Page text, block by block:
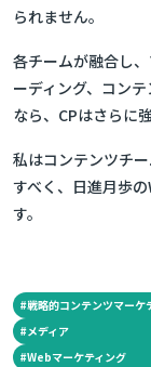
られません。
各チームが融合し
ーディング、コン
なら、CPはさらに
私はコンテンツチ
すべく、日進月歩
す。
#戦略的コンテンツマーケ
#メディア
#Webマーケティング